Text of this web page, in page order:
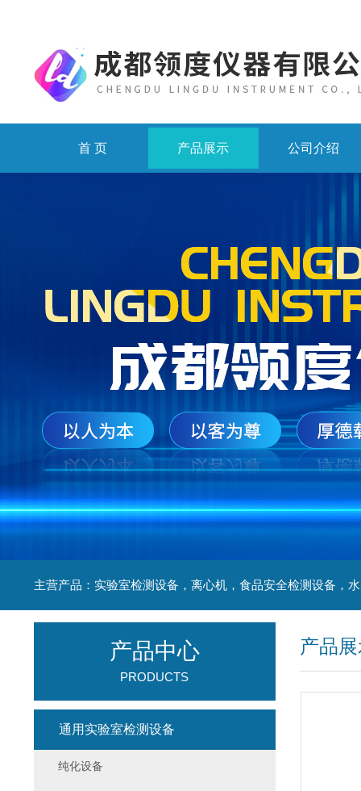
首 页 产品展示 公司介绍
产品
产品中心
PRODUCTS
通用实验室检测设备
纯化设备